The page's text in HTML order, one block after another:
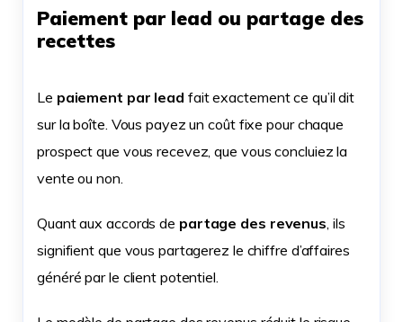
Paiement par lead ou partage des
recettes
Le paiement par lead fait exactement ce qu’il dit
sur la boîte. Vous payez un coût fixe pour chaque
prospect que vous recevez, que vous concluiez la
vente ou non.
Quant aux accords de partage des revenus, ils
signifient que vous partagerez le chiffre d’affaires
généré par le client potentiel.